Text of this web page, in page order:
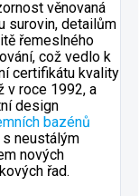
věnovaná
surovin, detailům
řemeslného
což vedlo k
certifikátu kvality
v roce 1992, a
design
bazénů
neustálým
nových
řad.